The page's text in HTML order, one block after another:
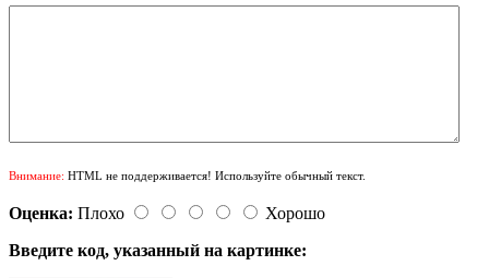
Внимание: HTML не поддерживается! Используйте обычный текст.
Оценка: Плохо
Хорошо
Введите код, указанный на картинке: